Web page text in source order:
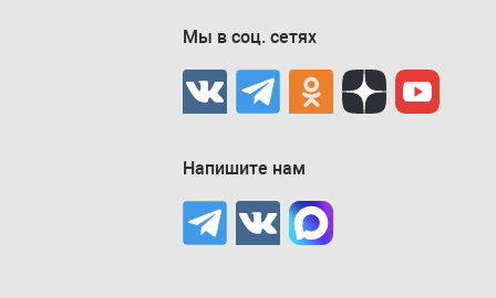
Мы в соц. сетях
Напишите нам